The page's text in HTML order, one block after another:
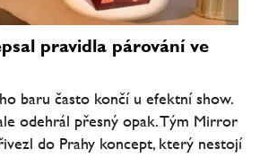
pravidla párování ve
baru často končí u efektní show.
odehrál přesný opak. Tým Mirror
do Prahy koncept, který nestojí